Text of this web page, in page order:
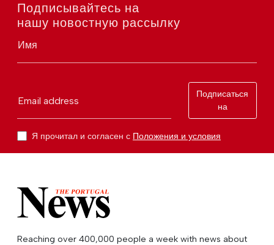
Подписывайтесь на
нашу новостную рассылку
Имя
Email address
Подписаться
на
Я прочитал и согласен с Положения и условия
Reaching over 400,000 people a week with news about